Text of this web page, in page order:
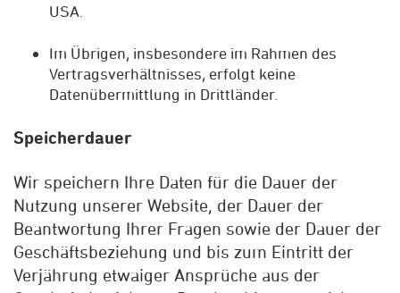
USA.
Im Übrigen, insbesondere im Rahmen des
Vertragsverhältnisses, erfolgt keine
Datenübermittlung in Drittländer.
Speicherdauer
Wir speichern Ihre Daten für die Dauer der
Nutzung unserer Website, der Dauer der
Beantwortung Ihrer Fragen sowie der Dauer der
Geschäftsbeziehung und bis zum Eintritt der
Verjährung etwaiger Ansprüche aus der